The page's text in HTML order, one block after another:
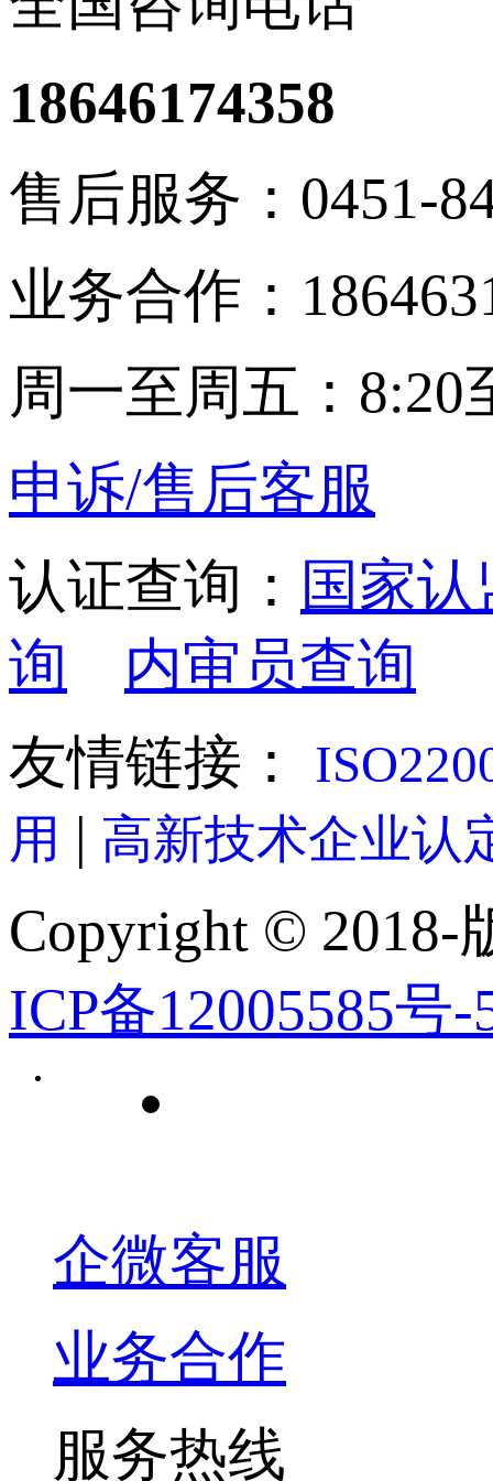
18646174358
售后服务：0451-
业务合作：
周一至周五：8:20
申诉/售后客服
认证查询： 国家
询
内审员查询
友情链接：
用 | 高新技术企业认
Copyright © 2018-
ICP备12005585号-
企微客服
业务合作
服务热线